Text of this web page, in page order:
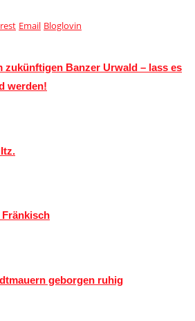
Email Bloglovin
zukünftigen Banzer Urwald – lass es
werden!
geborgen ruhig